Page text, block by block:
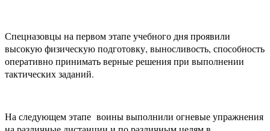
Спецназовцы на первом этапе учебного дня проявили
высокую физическую подготовку, выносливость, способность
оперативно принимать верные решения при выполнении
тактических заданий.
На следующем этапе воины выполнили огневые упражнения